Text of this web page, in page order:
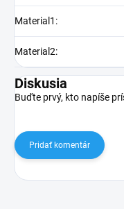
Material1 :
Material2:
Diskusia
Buďte prvý, kto napíše
Pridať komentár